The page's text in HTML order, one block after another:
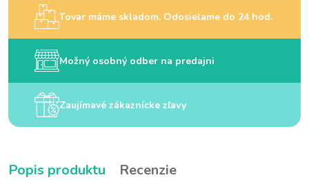
Tovar máme skladom. Odosielame do 24 hod.
Možný osobný odber na predajni
Zaujímavé zákaznícke zľavy
Popis produktu Recenzie